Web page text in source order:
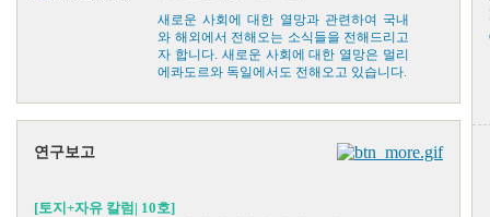
새로운 사회에 대한 열망과 관련하여 국내
와 해외에서 전해오는 소식들을 전해드리고
자 합니다. 새로운 사회에 대한 열망은 멀리
에콰도르와 독일에서도 전해오고 있습니다.
연구보고
[토지+자유 칼럼| 10호]